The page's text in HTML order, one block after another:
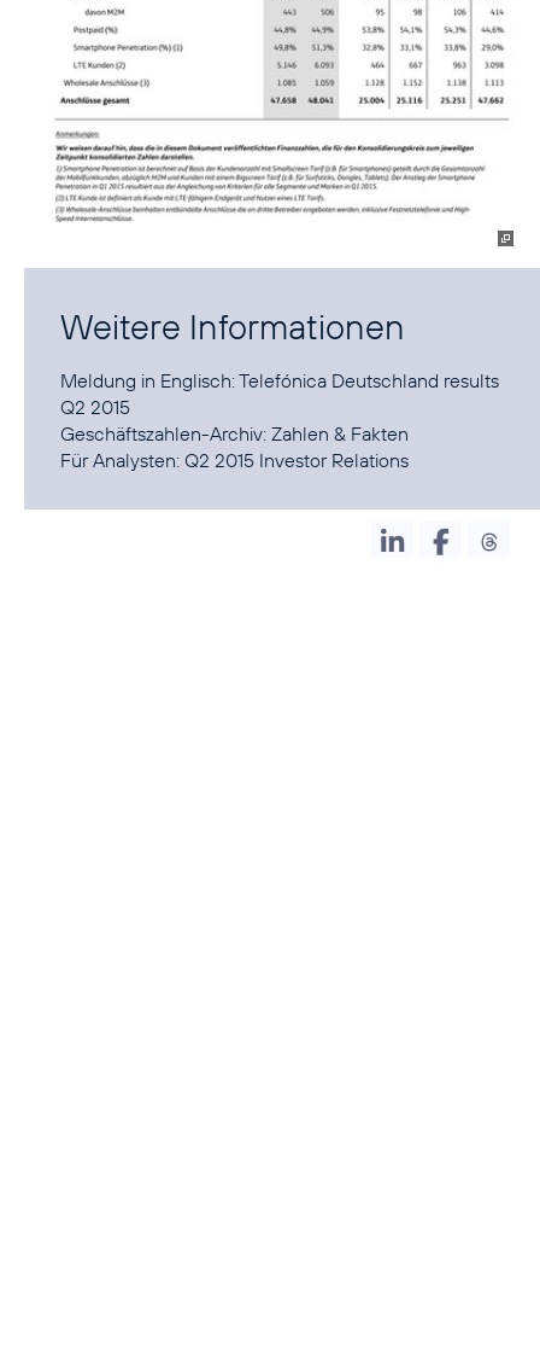
Weitere Informationen
Meldung in Englisch:Telefónica Deutschland results
Q2 2015
Geschäftszahlen-Archiv: Zahlen & Fakten
Für Analysten: Q2 2015 Investor Relations